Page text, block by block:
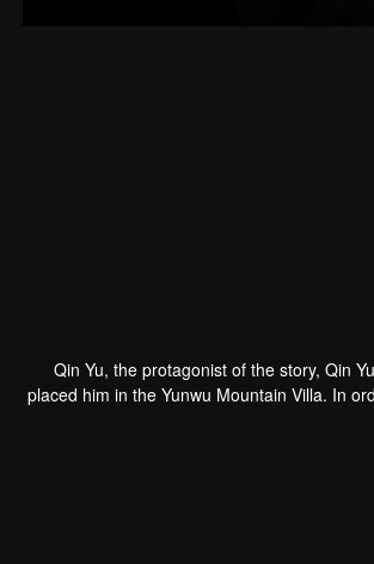
Qin Yu, the protagonist of the story, Qin
placed him in the Yunwu Mountain Villa. In
Yunxing as a teacher, he opened a
Otaru. His blood and true emotions